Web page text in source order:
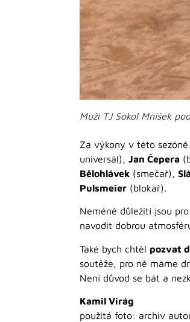
Muži TJ Sokol Mníšek
Za výkony v této
universál), Jan Čepera
Bělohlávek (smečař),
Pulsmeier (blokař).
Neméně důležití jsou
navodit dobrou
Také bych chtěl pozvat
soutěže, pro ně máme
Není důvod se bát a
Kamil Virág
použitá foto: archiv